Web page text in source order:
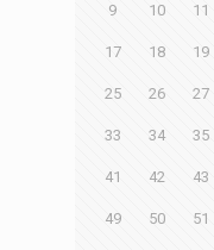
9 10 11
17 18 19
25 26 27
33 34 35
41 42 43
49 50 51